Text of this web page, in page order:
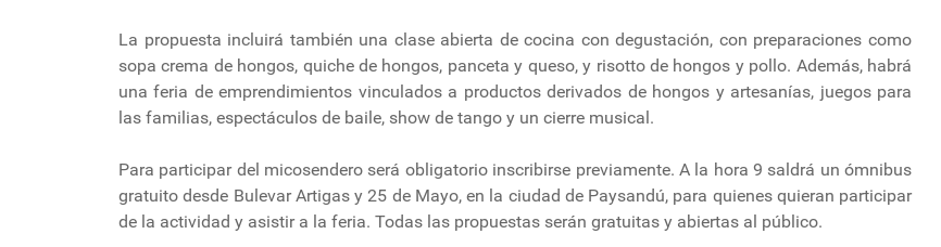
La propuesta incluirá también una clase abierta de cocina con degustación, con preparaciones como
sopa crema de hongos, quiche de hongos, panceta y queso, y risotto de hongos y pollo. Además, habrá
una feria de emprendimientos vinculados a productos derivados de hongos y artesanías, juegos para
las familias, espectáculos de baile, show de tango y un cierre musical.
Para participar del micosendero será obligatorio inscribirse previamente. A la hora 9 saldrá un ómnibus
gratuito desde Bulevar Artigas y 25 de Mayo, en la ciudad de Paysandú, para quienes quieran participar
de la actividad y asistir a la feria. Todas las propuestas serán gratuitas y abiertas al público.